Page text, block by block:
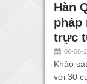
Hàn
pháp
trực
06-08-
Khảo
với 30